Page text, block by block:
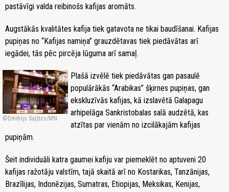
pastāvīgi valda reibinošs kafijas aromāts.
Augstākās kvalitātes kafija tiek gatavota ne tikai baudīšanai. Kafijas
pupiņas no “Kafijas namiņa” grauzdētavas tiek piedāvātas arī
iegādei, tās pēc pircēja lūguma arī samaļ.
zoom_in
Dmitrijs Suļžics/MN
Plašā izvēlē tiek piedāvātas gan pasaulē
populārākās “Arabikas” šķirnes pupiņas, gan
ekskluzīvās kafijas, kā izslavētā Galapagu
arhipelāga Sankristobalas salā audzētā, kas
atzītas par vienām no izcilākajām kafijas
pupiņām.
Šeit individuāli katra gaumei kafiju var piemeklēt no aptuveni 20
kafijas ražotāju valstīm, tajā skaitā arī no Kostarikas, Tanzānijas,
Brazīlijas, Indonēzijas, Sumatras, Etiopijas, Meksikas, Kenijas,